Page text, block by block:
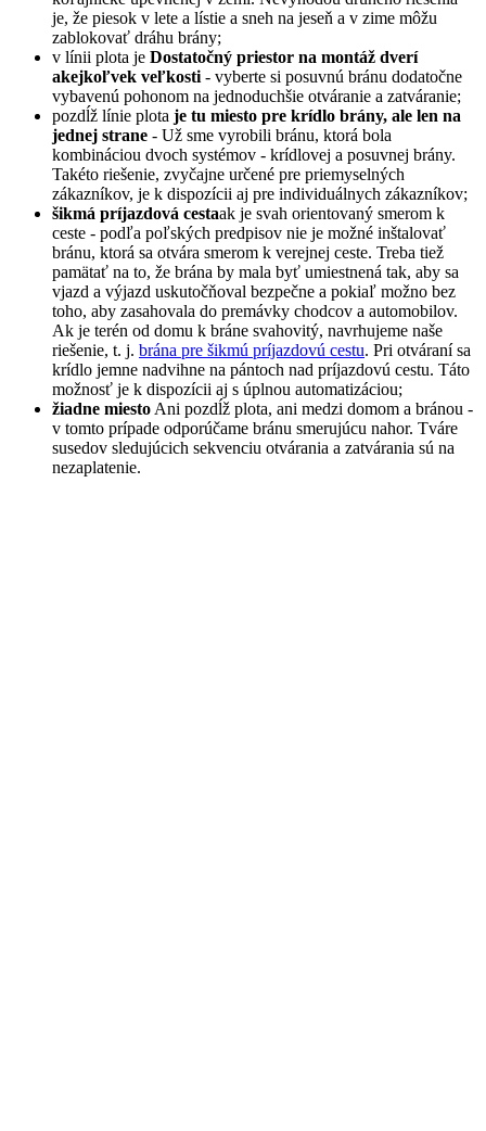
je, že piesok v lete a lístie a sneh na jeseň a v zime môžu
zablokovať dráhu brány;
v línii plota je Dostatočný priestor na montáž dverí
akejkoľvek veľkosti - vyberte si posuvnú bránu dodatočne
vybavenú pohonom na jednoduchšie otváranie a zatváranie;
pozdĺž línie plota je tu miesto pre krídlo brány, ale len na
jednej strane - Už sme vyrobili bránu, ktorá bola
kombináciou dvoch systémov - krídlovej a posuvnej brány.
Takéto riešenie, zvyčajne určené pre priemyselných
zákazníkov, je k dispozícii aj pre individuálnych zákazníkov;
šikmá príjazdová cestaak je svah orientovaný smerom k
ceste - podľa poľských predpisov nie je možné inštalovať
bránu, ktorá sa otvára smerom k verejnej ceste. Treba tiež
pamätať na to, že brána by mala byť umiestnená tak, aby sa
vjazd a výjazd uskutočňoval bezpečne a pokiaľ možno bez
toho, aby zasahovala do premávky chodcov a automobilov.
Ak je terén od domu k bráne svahovitý, navrhujeme naše
riešenie, t. j. brána pre šikmú príjazdovú cestu. Pri otváraní sa
krídlo jemne nadvihne na pántoch nad príjazdovú cestu. Táto
možnosť je k dispozícii aj s úplnou automatizáciou;
žiadne miesto Ani pozdĺž plota, ani medzi domom a bránou -
v tomto prípade odporúčame bránu smerujúcu nahor. Tváre
susedov sledujúcich sekvenciu otvárania a zatvárania sú na
nezaplatenie.